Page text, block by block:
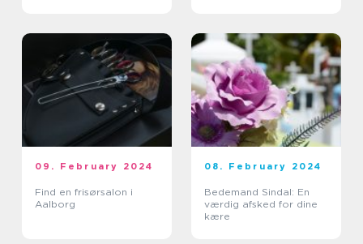
09. February 2024
Find en frisørsalon i
Aalborg
08. February 2024
Bedemand Sindal: En
værdig afsked for dine
kære